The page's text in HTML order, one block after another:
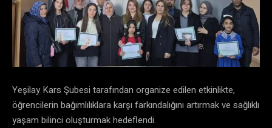
​Yeşilay Kars Şubesi tarafından organize edilen etkinlikte,
öğrencilerin bağımlılıklara karşı farkındalığını artırmak ve sağlıklı
yaşam bilinci oluşturmak hedeflendi.